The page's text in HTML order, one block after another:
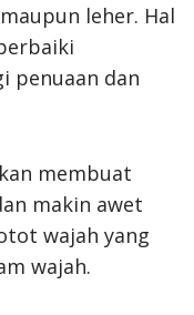
leher. Hal
penuaan dan
membuat
makin awet
wajah yang
wajah.